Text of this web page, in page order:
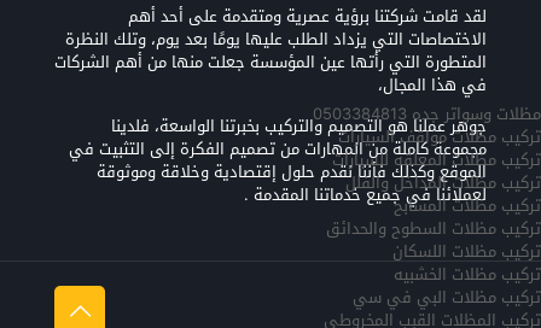
لقد قامت شركتنا برؤية عصرية ومتقدمة على أحد أهم
الاختصاصات التي يزداد الطلب عليها يومًا بعد يوم، وتلك النظرة
المتطورة التي رأتها عين المؤسسة جعلت منها من أهم الشركات
في هذا المجال،
جوهر عملنا هو التصميم والتركيب بخبرتنا الواسعة، فلدينا
مجموعة كاملة من المهارات من تصميم الفكرة إلى التثبيت في
الموقع وكذلك فأننا نقدم حلول إقتصادية وخلاقة وموثوقة
لعملائنا في جميع خدماتنا المقدمة .
مظلات وسواتر جده 0503384813
تركيب مظلات مواقف السيارات
تركيب مظلات المعلقه للسيارات
تركيب مظلات المداخل والفلل
تركيب مظلات المسابح
تركيب مظلات السطوح والحدائق
تركيب مظلات اللسكان
تركيب مظلات الخشبيه
تركيب مظلات البي في سي
تركيب المظلات القبب المخروطي